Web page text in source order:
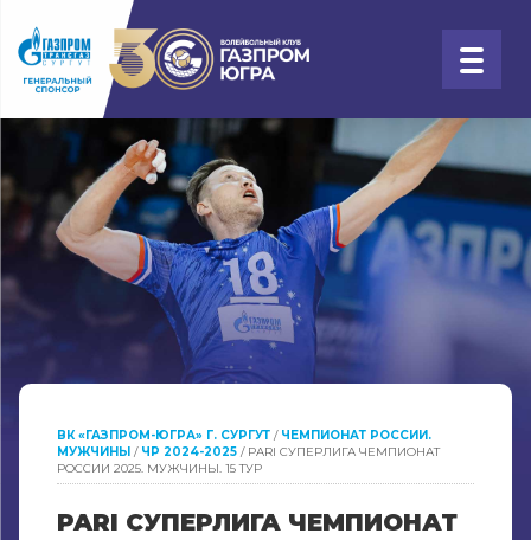
ВК «ГАЗПРОМ-ЮГРА» Г. СУРГУТ / ЧЕМПИОНАТ РОССИИ.
МУЖЧИНЫ / ЧР 2024-2025 / PARI СУПЕРЛИГА ЧЕМПИОНАТ
РОССИИ 2025. МУЖЧИНЫ. 15 ТУР
PARI СУПЕРЛИГА ЧЕМПИОНАТ